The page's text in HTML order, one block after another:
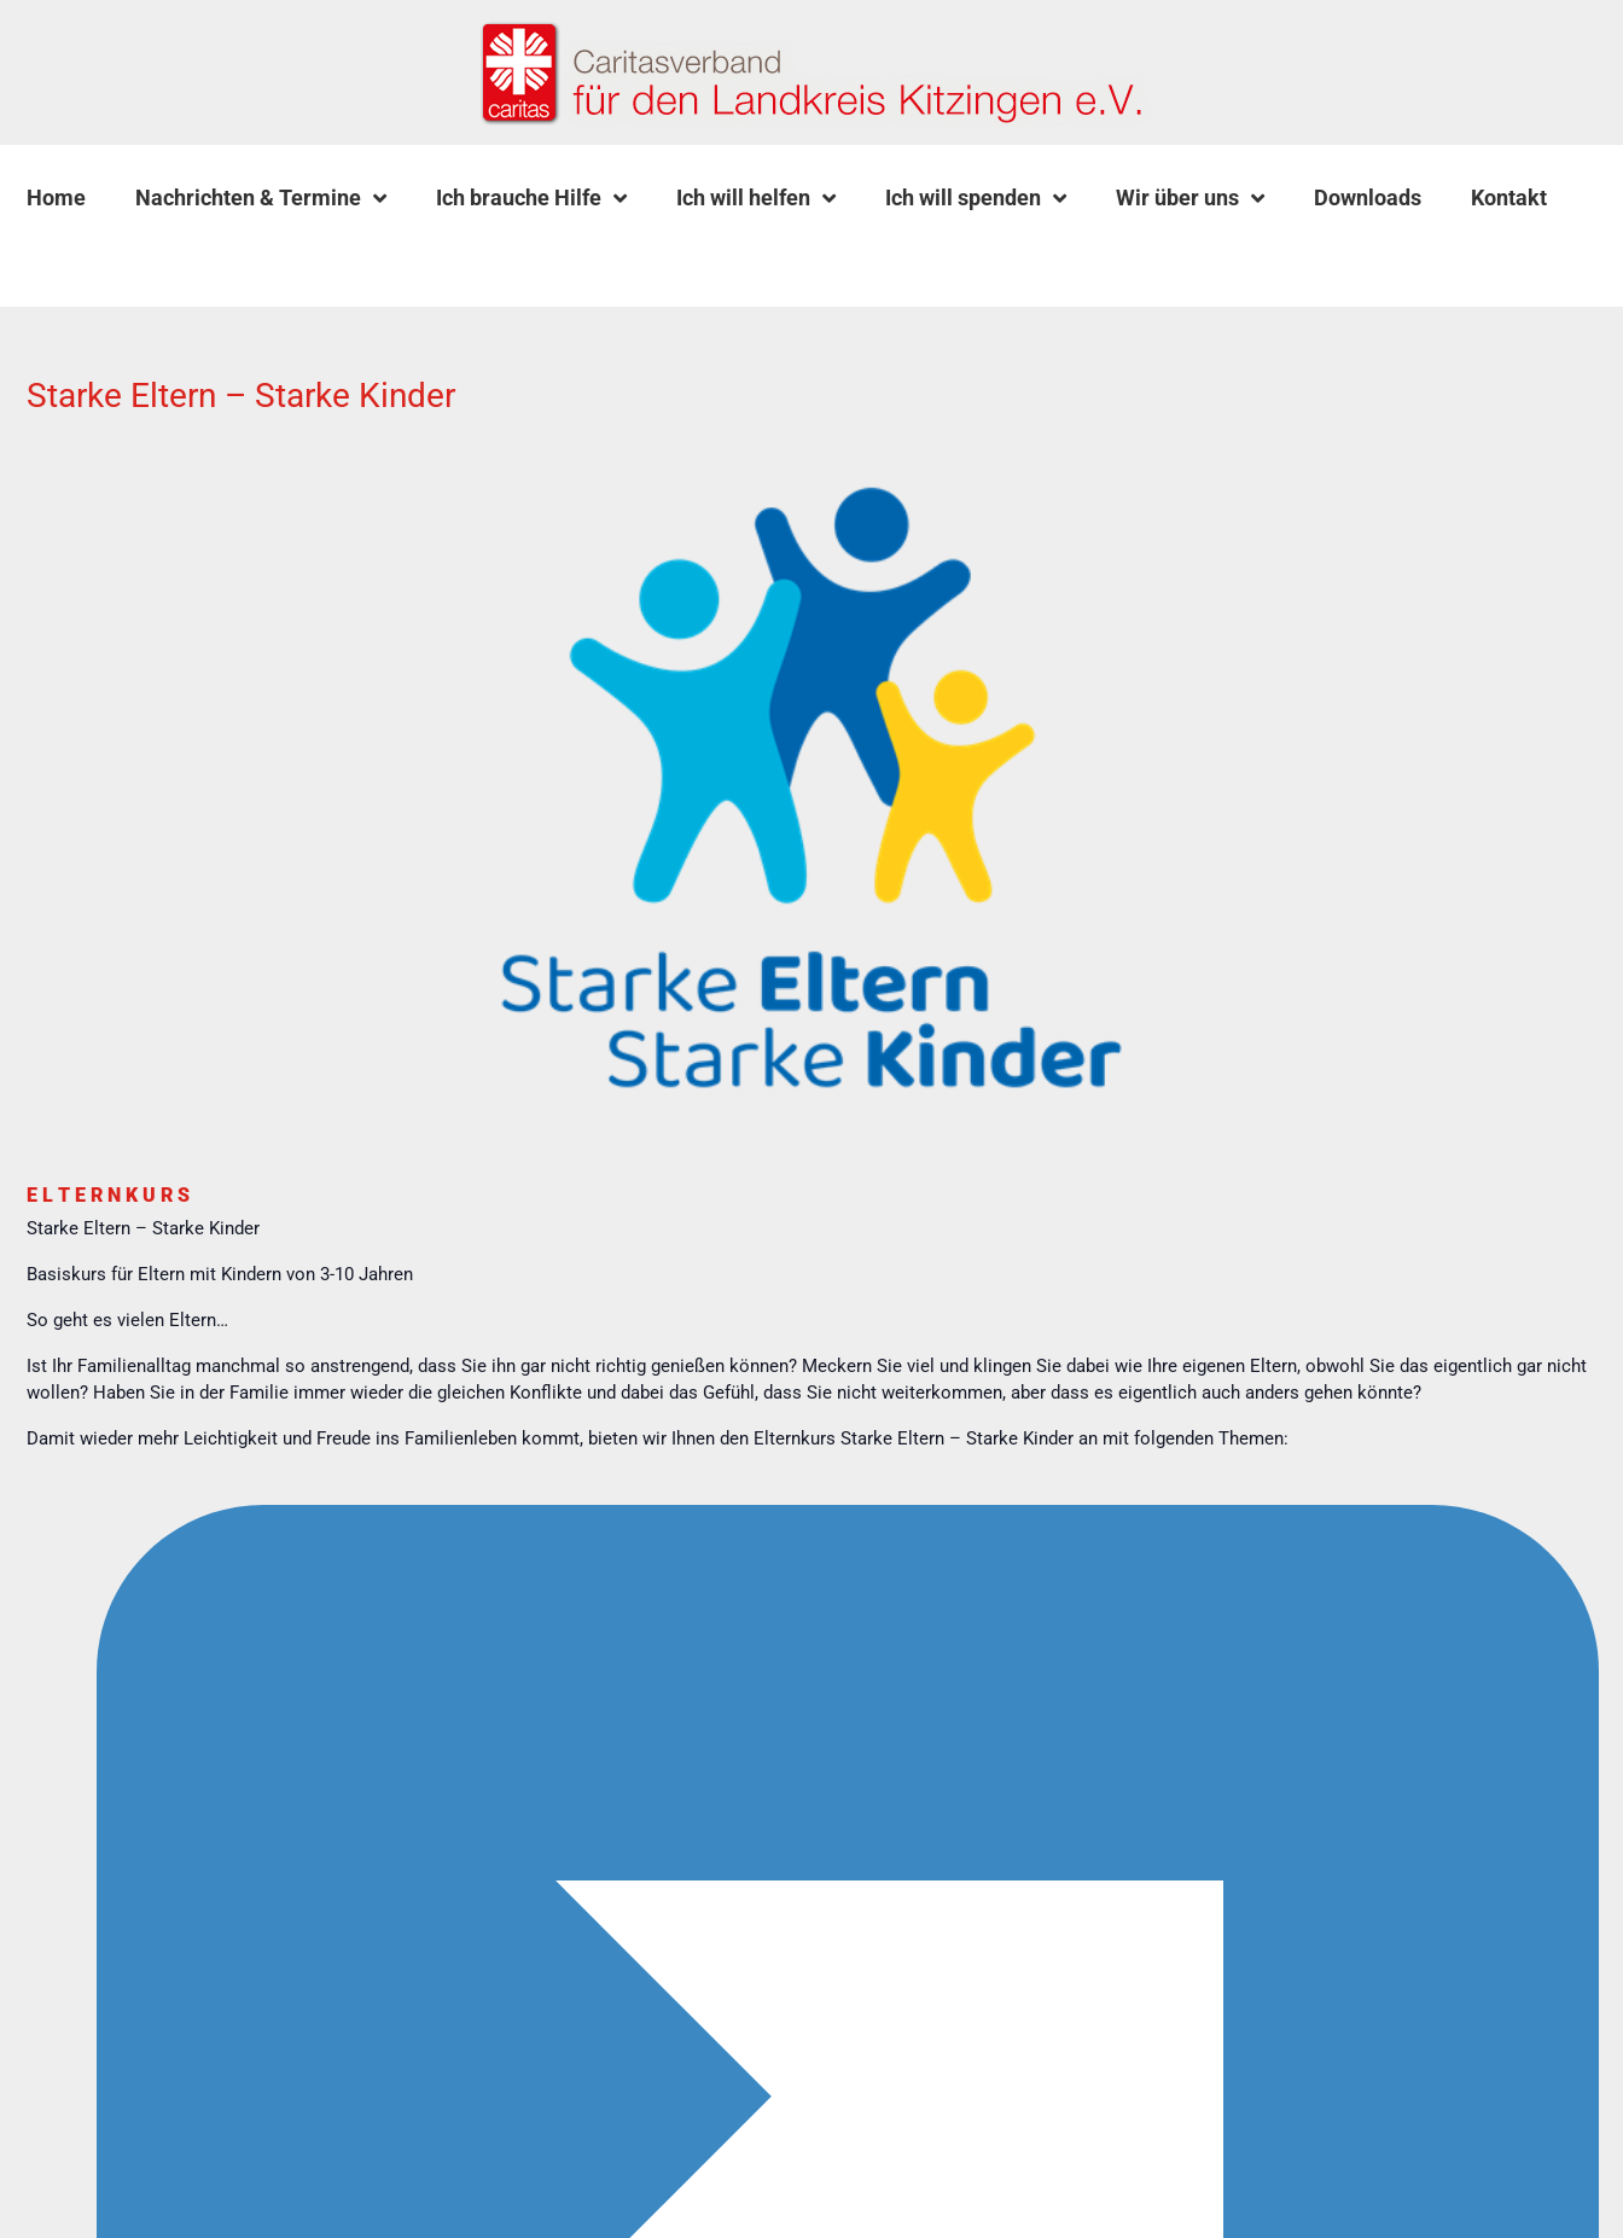
Home Nachrichten & Termine Ich brauche Hilfe Ich will helfen Ich will spenden Wir über uns Downloads Kontakt
Starke Eltern – Starke Kinder
E L T E R N K U R S
Starke Eltern – Starke Kinder
Basiskurs für Eltern mit Kindern von 3-10 Jahren
So geht es vielen Eltern…
Ist Ihr Familienalltag manchmal so anstrengend, dass Sie ihn gar nicht richtig genießen können? Meckern Sie viel und klingen Sie dabei wie Ihre eigenen Eltern, obwohl Sie das eigentlich gar nicht
wollen? Haben Sie in der Familie immer wieder die gleichen Konflikte und dabei das Gefühl, dass Sie nicht weiterkommen, aber dass es eigentlich auch anders gehen könnte?
Damit wieder mehr Leichtigkeit und Freude ins Familienleben kommt, bieten wir Ihnen den Elternkurs Starke Eltern – Starke Kinder an mit folgenden Themen: